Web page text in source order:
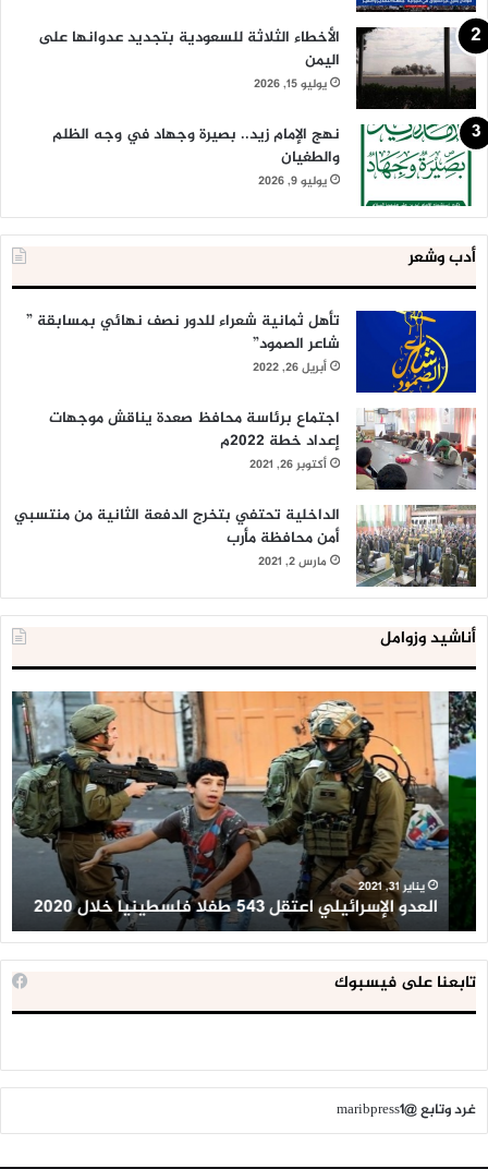
الأخطاء الثلاثة للسعودية بتجديد عدوانها على
اليمن
يوليو 15, 2026
نهج الإمام زيد.. بصيرة وجهاد في وجه الظلم
والطغيان
يوليو 9, 2026
أدب وشعر
تأهل ثمانية شعراء للدور نصف نهائي بمسابقة ”
شاعر الصمود”
أبريل 26, 2022
اجتماع برئاسة محافظ صعدة يناقش موجهات
إعداد خطة 2022م
أكتوبر 26, 2021
الداخلية تحتفي بتخرج الدفعة الثانية من منتسبي
أمن محافظة مأرب
مارس 2, 2021
أناشيد وزوامل
العدو
الإسرائيلي
اعتقل
543
طفلا
فلسطينيا
خلال
2020
يناير 31, 2021
العدو الإسرائيلي اعتقل 543 طفلا فلسطينيا خلال 2020
تابعنا على فيسبوك
غرد وتابع @maribpress1